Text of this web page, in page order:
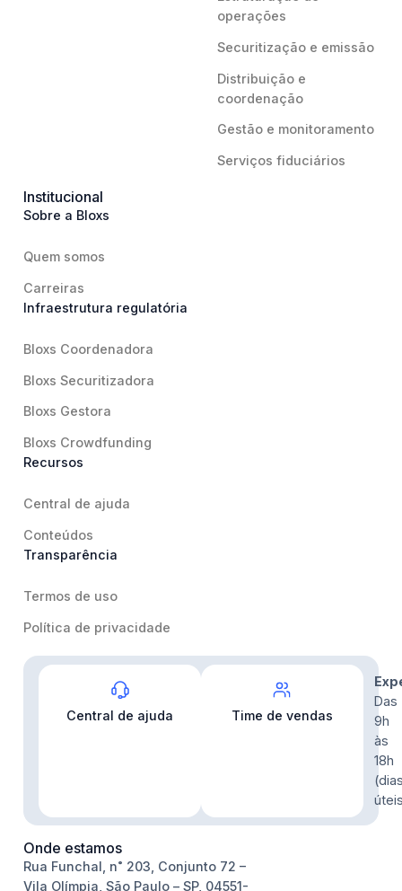
operações
Securitização e emissão
Distribuição e
coordenação
Gestão e monitoramento
Serviços fiduciários
Institucional
Sobre a Bloxs
Quem somos
Carreiras
Infraestrutura regulatória
Bloxs Coordenadora
Bloxs Securitizadora
Bloxs Gestora
Bloxs Crowdfunding
Recursos
Central de ajuda
Conteúdos
Transparência
Termos de uso
Política de privacidade
Central de ajuda Time de vendas
Das
9h
às
18h
Onde estamos
Rua Funchal, n˚ 203, Conjunto 72 –
Vila Olímpia, São Paulo – SP, 04551-